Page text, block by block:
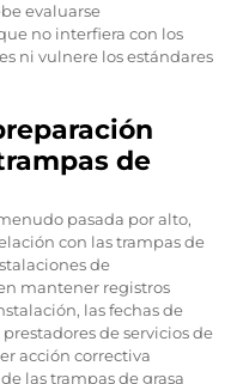
evaluarse
no interfiera con los
ni vulnere los estándares
de
pasada por alto,
con las trampas de
de
mantener registros
las fechas de
de servicios de
acción correctiva
las trampas de grasa